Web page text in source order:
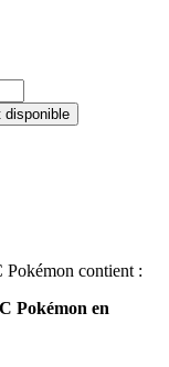
disponible
Pokémon contient :
Pokémon en